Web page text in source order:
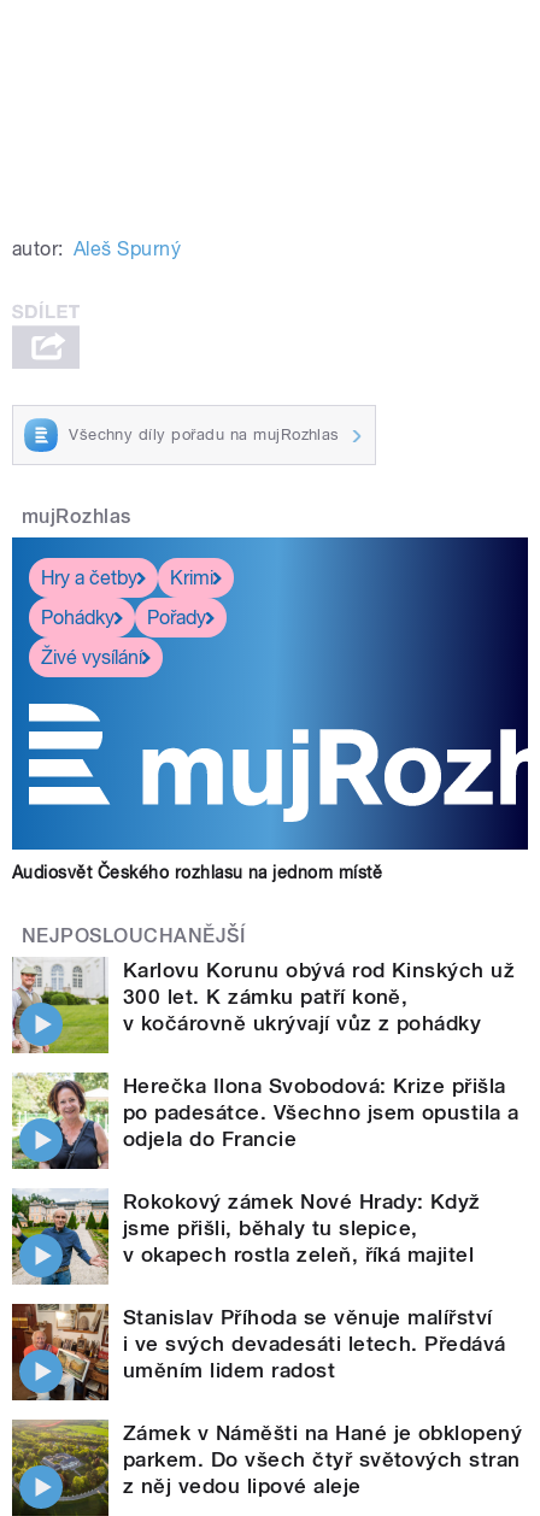
autor: Aleš Spurný
Všechny díly pořadu na mujRozhlas
mujRozhlas
Hry a četby
Krimi
Pohádky
Pořady
Živé vysílání
Audiosvět Českého rozhlasu na jednom místě
NEJPOSLOUCHANĚJŠÍ
Karlovu Korunu obývá rod Kinských už
300 let. K zámku patří koně,
v kočárovně ukrývají vůz z pohádky
Herečka Ilona Svobodová: Krize přišla
po padesátce. Všechno jsem opustila a
odjela do Francie
Rokokový zámek Nové Hrady: Když
jsme přišli, běhaly tu slepice,
v okapech rostla zeleň, říká majitel
Stanislav Příhoda se věnuje malířství
i ve svých devadesáti letech. Předává
uměním lidem radost
Zámek v Náměšti na Hané je obklopený
parkem. Do všech čtyř světových stran
z něj vedou lipové aleje